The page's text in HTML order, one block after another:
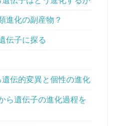
進化の副産物？
伝子に探る
伝的変異と個性の進化
ら遺伝子の進化過程を